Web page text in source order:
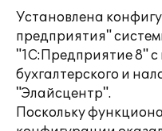
Установлена
предприятия"
"1С:Предприятие 8"
бухгалтерского и
"Элайсцентр".
Поскольку